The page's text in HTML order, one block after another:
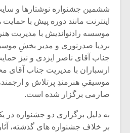
ششمین جشنواره نوشتارها و
اینترنت مانند دوره پیش با
موسسه رادنواندیش با مدیریت
بردیا صدرنوری و مدیر بخشِ
جناب آقای ناصر ایزدی و نیز
ارسباران با مدیریت جناب آقای
موسیقیِ هنرمندِ پرتلاش و
صارمی برگزار شده است.
به دلیل برگزاری دو جشنواره در
بر خلاف جشنواره های گذشته،
متن فیلم «متری
شیش و نیم»
اگر نمی توانی
مشهورترین باشی،
بدنام ترین باش